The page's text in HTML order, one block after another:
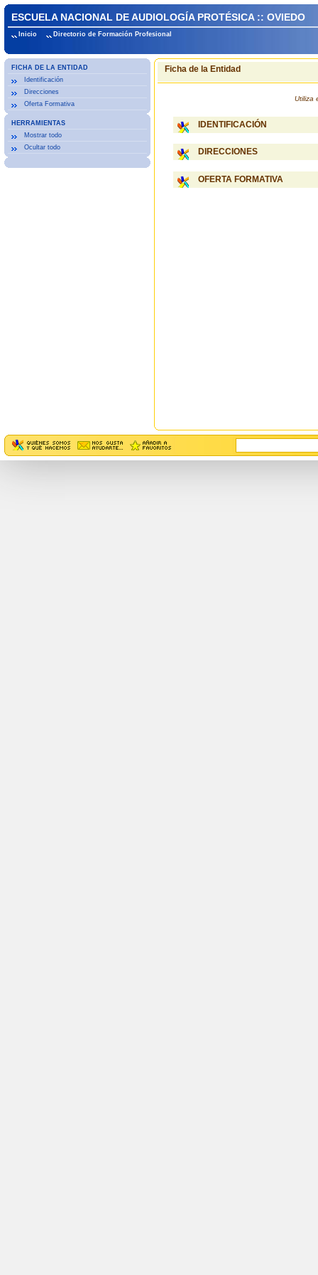
ESCUELA NACIONAL DE AUDIOLOGÍA PROTÉSICA :: OVIEDO
Inicio Directorio de Formación Profesional
FICHA DE LA ENTIDAD
Identificación
Direcciones
Oferta Formativa
HERRAMIENTAS
Mostrar todo
Ocultar todo
Ficha de la Entidad
Utiliza
IDENTIFICACIÓN
DIRECCIONES
OFERTA FORMATIVA